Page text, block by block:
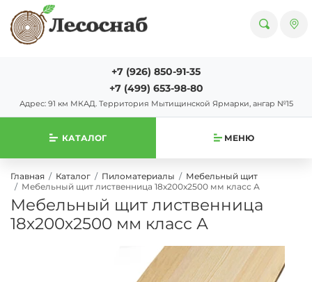
+7 (926) 850-91-35
+7 (499) 653-98-80
Адрес: 91 км МКАД. Территория Мытищинской Ярмарки, ангар №15
КАТАЛОГ МЕНЮ
Главная Каталог Пиломатериалы
Мебельный щит
Мебельный щит лиственница 18х200х2500 мм класс А
Мебельный щит лиственница
18х200х2500 мм класс А